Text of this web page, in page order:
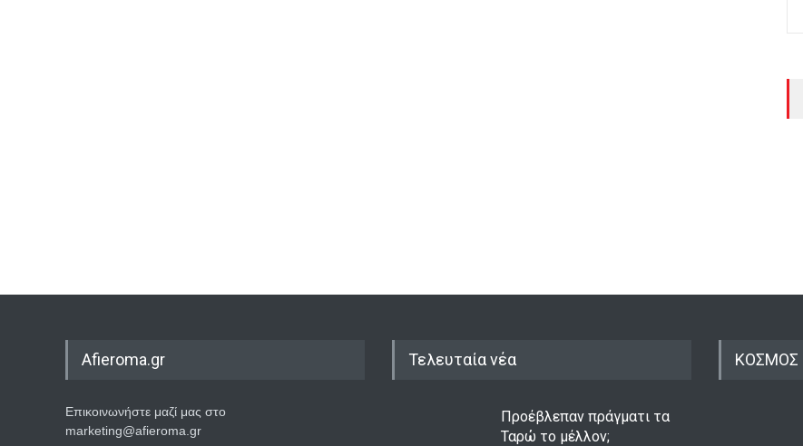
Afieroma.gr
Επικοινωνήστε μαζί μας στο
marketing@afieroma.gr
Τελευταία νέα
Προέβλεπαν πράγματι τα
Ταρώ το μέλλον;
ΚΟΣΜΟΣ